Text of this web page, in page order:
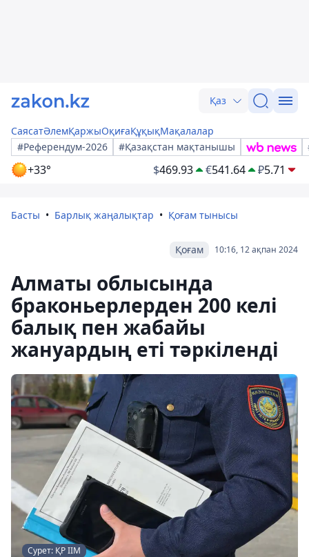
Қаз
СаясатӘлемҚаржыОқиғаҚұқықМақалалар
#Референдум-2026
#Қазақстан мақтанышы
+33° $469.93 €541.64 ₽5.71
Басты Барлық жаңалықтар Қоғам тынысы
10:16, 12 ақпан 2024
Қоғам
Алматы облысында
браконьерлерден 200 келі
балық пен жабайы
жануардың еті тәркіленді
Сурет: ҚР ІІМ